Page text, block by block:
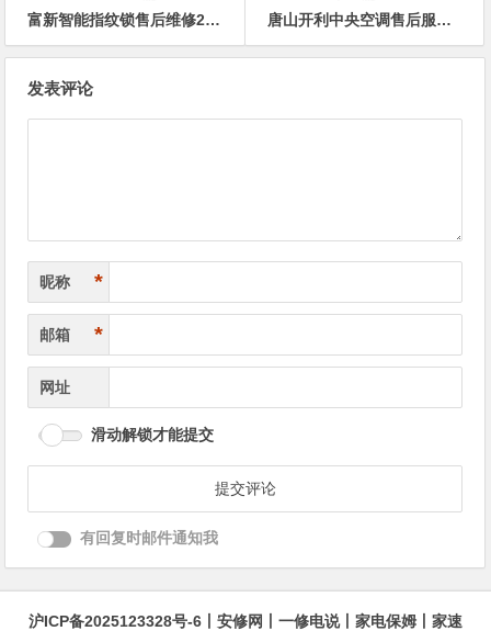
富新智能指纹锁售后维修24小时上门服务
唐山开利中央空调售后服务维修官网
发表评论
昵称 *
邮箱 *
网址
滑动解锁才能提交
有回复时邮件通知我
沪ICP备2025123328号-6 安修网 一修电说丨 家电保姆 家速